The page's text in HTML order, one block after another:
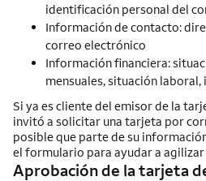
identificación personal del
Información de contacto:
correo electrónico
Información financiera:
mensuales, situación laboral,
Si ya es cliente del emisor de la
invitó a solicitar una tarjeta por
posible que parte de su
el formulario para ayudar a
Aprobación de la tarjeta